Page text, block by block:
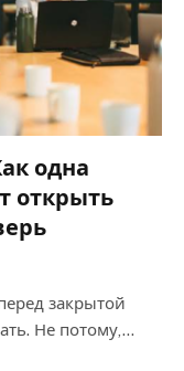
одна
открыть
закрытой
Не потому,…